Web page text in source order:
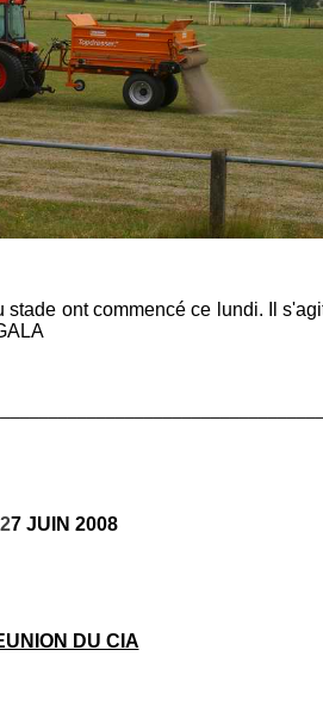
ont commencé ce lundi. Il
27 JUIN 2008
DU CIA